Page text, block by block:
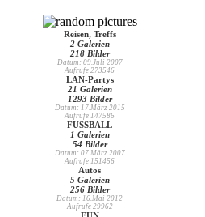
Reisen, Treffs
2 Galerien
218 Bilder
Datum: 09.Juli 2007
Aufrufe 273546
LAN-Partys
21 Galerien
1293 Bilder
Datum: 17.März 2015
Aufrufe 147586
FUSSBALL
1 Galerien
54 Bilder
Datum: 07.März 2007
Aufrufe 151456
Autos
5 Galerien
256 Bilder
Datum: 16.Mai 2012
Aufrufe 29962